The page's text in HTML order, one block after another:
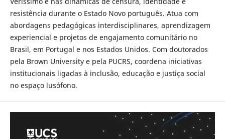
resistência durante o Estado Novo português. Atua com
abordagens pedagógicas interdisciplinares, aprendizagem
experiencial e projetos de engajamento comunitário no
Brasil, em Portugal e nos Estados Unidos. Com doutorados
pela Brown University e pela PUCRS, coordena iniciativas
institucionais ligadas à inclusão, educação e justiça social
no espaço lusófono.